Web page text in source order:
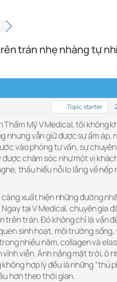
trán nhẹ nhàng tự
Topic starter
Mỹ V Medical, tôi không
nhưng vẫn giữ được sự ấm áp,
vào phòng tư vấn, sự
chăm sóc như một vị
thấu hiểu nỗi lo lắng về
xuất hiện những đường
tại V Medical, chuyên gia
trên trán. Đó không chỉ là vấn
sinh hoạt, môi trường
nhiều năm, collagen và
viễn. Ánh nắng mặt trời, ô
hợp lý đều là những “thủ
hơn theo thời gian.